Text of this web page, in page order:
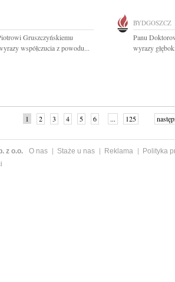
Gruszczyńskiemu
współczucia z powodu...
BYDGOSZCZ
Panu
wyrazy
1 2 3 4 5 6 ... 125
z o.o. O nas Staże u nas Reklama
Polityka